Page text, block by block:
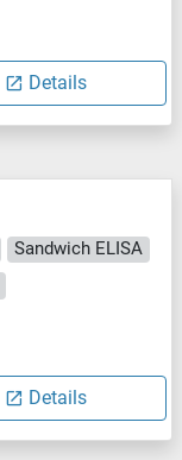
Details
Sandwich ELISA
Details